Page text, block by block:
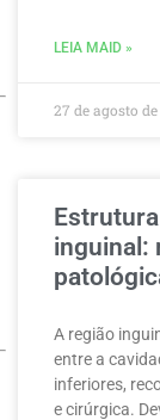
LEIA MAID »
27 de agosto
inguinal:
A região
entre a
inferiores,
e cirúrgica.